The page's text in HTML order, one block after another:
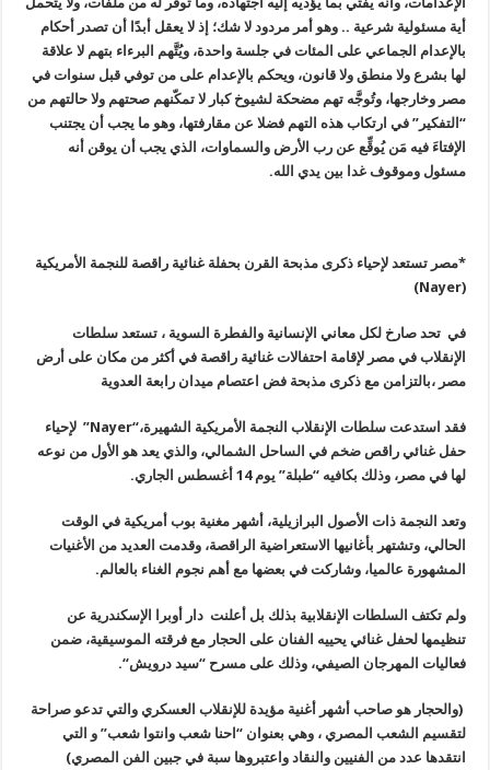
أية مسئولية شرعية .. وهو أمر مردود لا شك؛ إذ لا يعقل أبدًا أن تصدر أحكام
بالإعدام الجماعي على المئات في جلسة واحدة، ويُتَّهم البرءاء بتهم لا علاقة
لها بشرع ولا منطق ولا قانون، ويحكم بالإعدام على من توفي قبل سنوات في
مصر وخارجها، وتُوجَّه تهم مضحكة لشيوخ كبار لا تمكّنهم صحتهم ولا حالتهم من
“التفكير” في ارتكاب هذه التهم فضلا عن مقارفتها، وهو ما يجب أن يجتنب
الإفتاءَ فيه مَن يُوقِّع عن رب الأرض والسماوات، الذي يجب أن يوقن أنه
مسئول وموقوف غدا بين يدي الله.
*مصر تستعد لإحياء ذكرى مذبحة القرن بحفلة غنائية راقصة للنجمة الأمريكية
(Nayer)
في تحد صارخ لكل معاني الإنسانية والفطرة السوية ، تستعد سلطات
الإنقلاب في مصر لإقامة احتفالات غنائية راقصة في أكثر من مكان على أرض
مصر ،بالتزامن مع ذكرى مذبحة فض اعتصام ميدان رابعة العدوية
فقد استدعت سلطات الإنقلاب النجمة الأمريكية الشهيرة،“Nayer”
لإحياء
حفل غنائي راقص ضخم في الساحل الشمالي، والذي يعد هو الأول من نوعه
لها في مصر، وذلك بكافيه “طبلة” يوم 14 أغسطس الجاري
.
وتعد النجمة ذات الأصول البرازيلية، أشهر مغنية بوب أمريكية في الوقت
الحالي، وتشتهر بأغانيها الاستعراضية الراقصة، وقدمت العديد من الأغنيات
المشهورة عالميا، وشاركت في بعضها مع أهم نجوم الغناء بالعالم.
ولم تكتف السلطات الإنقلابية بذلك بل أعلنت دار أوبرا الإسكندرية عن
تنظيمها لحفل غنائي يحييه الفنان على الحجار مع فرقته الموسيقية، ضمن
فعاليات المهرجان الصيفي، وذلك على مسرح “سيد درويش“.
(والحجار هو صاحب أشهر أغنية مؤيدة للإنقلاب العسكري والتي تدعو صراحة
لتقسيم الشعب المصري ، وهي بعنوان “احنا شعب وانتوا شعب” و التي
انتقدها عدد من الفنيين والنقاد واعتبروها سبة في جبين الفن المصري)